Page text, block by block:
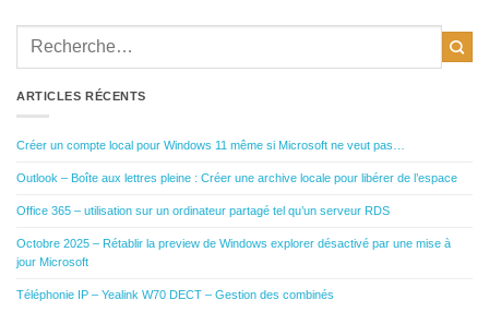
ARTICLES RÉCENTS
Créer un compte local pour Windows 11 même si Microsoft ne veut pas…
Outlook – Boîte aux lettres pleine : Créer une archive locale pour libérer de l’espace
Office 365 – utilisation sur un ordinateur partagé tel qu’un serveur RDS
Octobre 2025 – Rétablir la preview de Windows explorer désactivé par une mise à
jour Microsoft
Téléphonie IP – Yealink W70 DECT – Gestion des combinés